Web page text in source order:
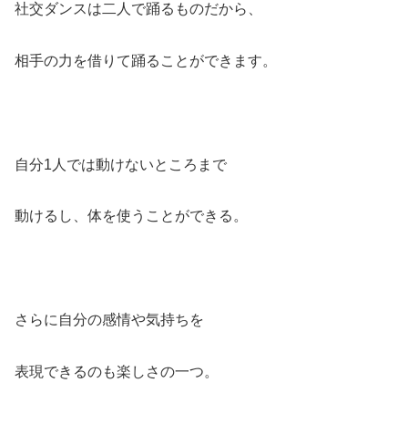
社交ダンスは二人で踊るものだから、
相手の力を借りて踊ることができます。
自分1人では動けないところまで
動けるし、体を使うことができる。
さらに自分の感情や気持ちを
表現できるのも楽しさの一つ。